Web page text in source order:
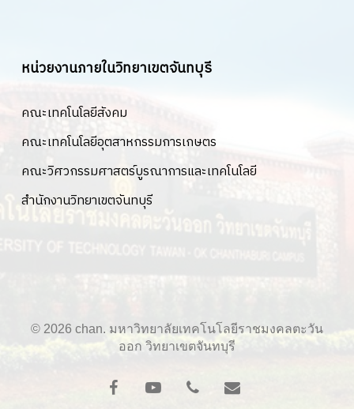
หน่วยงานภายในวิทยาเขตจันทบุรี
คณะเทคโนโลยีสังคม
คณะเทคโนโลยีอุตสาหกรรมการเกษตร
คณะวิศวกรรมศาสตร์บูรณาการและเทคโนโลยี
สำนักงานวิทยาเขตจันทบุรี
© 2026 chan. มหาวิทยาลัยเทคโนโลยีราชมงคลตะวัน
ออก วิทยาเขตจันทบุรี
facebookyoutubephone email